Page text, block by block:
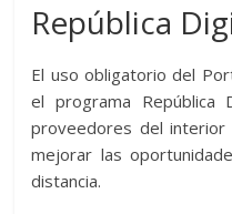
República
El uso obligatorio del
el programa República
proveedores del
mejorar las
distancia.